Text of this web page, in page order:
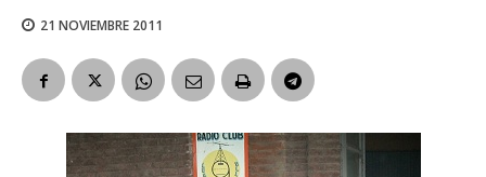
21 NOVIEMBRE 2011